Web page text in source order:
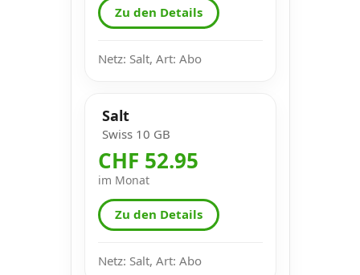
Zu den Details
Netz: Salt, Art: Abo
Salt
Swiss 10 GB
CHF 52.95
im Monat
Zu den Details
Netz: Salt, Art: Abo